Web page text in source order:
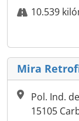
10.539
Mira
Pol. Ind.
15105